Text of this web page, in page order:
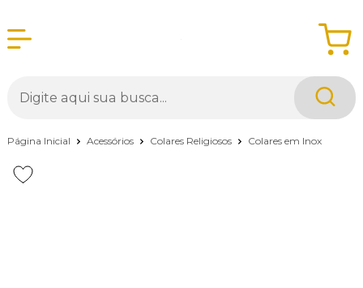
Página Inicial Acessórios Colares Religiosos Colares em Inox